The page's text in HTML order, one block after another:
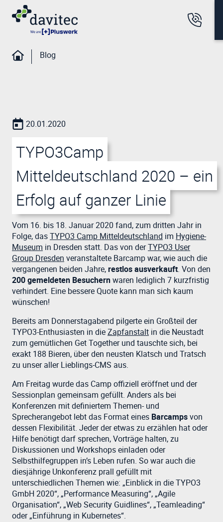
Blog
20.01.2020
TYPO3Camp
Mitteldeutschland 2020 – ein
Erfolg auf ganzer Linie
Vom 16. bis 18. Januar 2020 fand, zum dritten Jahr in
Folge, dasTYPO3 Camp Mitteldeutschland im Hygiene-
Museum in Dresden statt. Das von derTYPO3 User
Group Dresden veranstaltete Barcamp war, wie auch die
vergangenen beiden Jahre,restlos ausverkauft. Von den
200 gemeldeten Besuchernwaren lediglich 7 kurzfristig
verhindert. Eine bessere Quote kann man sich kaum
wünschen!
Bereits am Donnerstagabend pilgerte ein Großteil der
TYPO3-Enthusiasten in dieZapfanstalt in die Neustadt
zum gemütlichen Get Together und tauschte sich, bei
exakt 188 Bieren, über den neusten Klatsch und Tratsch
zu unser aller Lieblings-CMS aus.
Am Freitag wurde das Camp offiziell eröffnet und der
Sessionplan gemeinsam gefüllt. Anders als bei
Konferenzen mit definiertem Themen- und
Sprecherangebot lebt das Format eines Barcampsvon
dessen Flexibilität. Jeder der etwas zu erzählen hat oder
Hilfe benötigt darf sprechen, Vorträge halten, zu
Diskussionen und Workshops einladen oder
Selbsthilfegruppen in’s Leben rufen. So war auch die
diesjährige Unkonferenz prall gefüllt mit
unterschiedlichen Themen wie: „Einblick in die TYPO3
GmbH 2020“, „Performance Measuring“, „Agile
Organisation“, „Web Security Guidlines“, „Teamleading“
oder „Einführung in Kubernetes“.